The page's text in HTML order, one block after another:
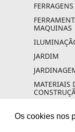
Os cookies nos
FERRAGENS
MAQUINAS
JARDIM
MATERIAIS
TINTAS